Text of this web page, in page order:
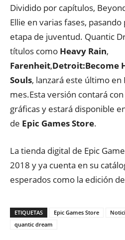
Dividido por capítulos,
Ellie en varias fases,
etapa de juventud. Quantic
títulos como Heavy Rain,
Farenheit,Detroit:Become
Souls, lanzará este último en
mes.Esta versión contará
gráficas y estará disponible
de Epic Games Store.
La tienda digital de Epic
2018 y ya cuenta en su
esperados como la edición
ETIQUETAS Epic Games Store
quantic dream